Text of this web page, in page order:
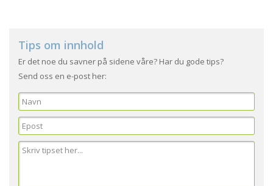
Tips om innhold
Er det noe du savner på sidene våre? Har du gode tips?
Send oss en e-post her: